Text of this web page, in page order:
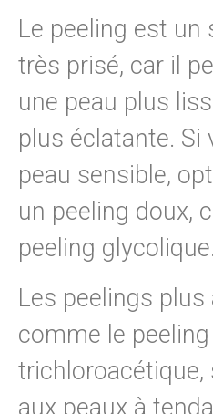
Le peeling est un
très prisé, car il
une peau plus
plus éclatante. Si
peau sensible,
un peeling doux,
peeling glycolique.
Les peelings plus
comme le peeling
trichloroacétique,
aux peaux à